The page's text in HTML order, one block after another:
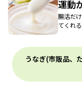
運動
腸活だ
てくれ
うなぎ(市販品、